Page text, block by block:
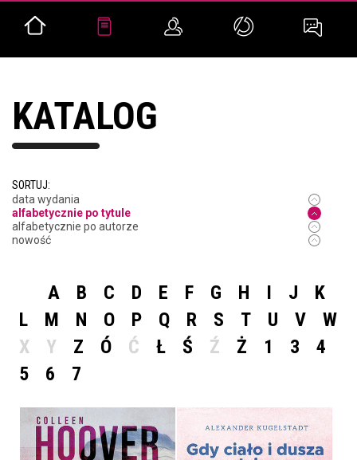
KATALOG
SORTUJ:
data wydania
alfabetycznie po tytule
alfabetycznie po autorze
nowość
A B C D E F G H I J
K
L
M N O P Q R S T U V
W
X
Y Z Ó Ć Ł Ś Ź Ż 1 3
4
5
6 7